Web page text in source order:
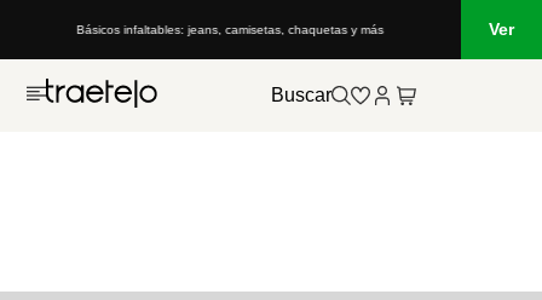
Básicos infaltables: jeans, camisetas, chaquetas y más Ver
Buscar